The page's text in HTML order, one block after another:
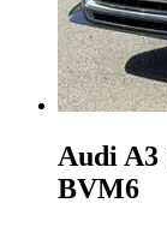
Audi A3
BVM6